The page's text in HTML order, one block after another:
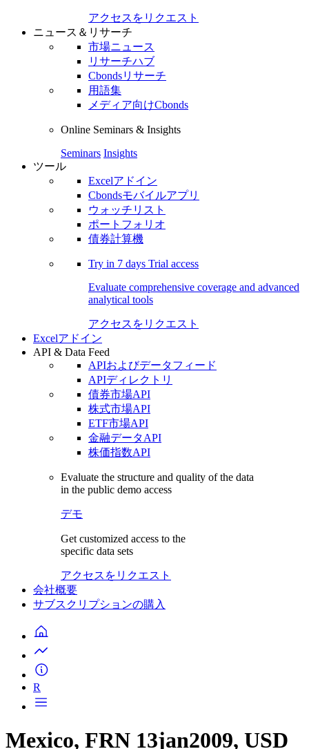
アクセスをリクエスト
ニュース＆リサーチ
市場ニュース
リサーチハブ
Cbondsリサーチ
用語集
メディア向けCbonds
Online Seminars & Insights
Seminars Insights
ツール
Excelアドイン
Cbondsモバイルアプリ
ウォッチリスト
ポートフォリオ
債券計算機
Try in 7 days Trial access
Evaluate comprehensive coverage and advanced
analytical tools
アクセスをリクエスト
Excelアドイン
API & Data Feed
APIおよびデータフィード
APIディレクトリ
債券市場API
株式市場API
ETF市場API
金融データAPI
株価指数API
Evaluate the structure and quality of the data
in the public demo access
デモ
Get customized access to the
specific data sets
アクセスをリクエスト
会社概要
サブスクリプションの購入
R
Mexico, FRN 13jan2009, USD